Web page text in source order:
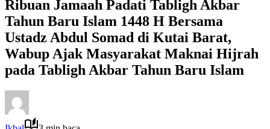
Ribuan Jamaah Padati Tabligh Akbar
Tahun Baru Islam 1448 H Bersama
Ustadz Abdul Somad di Kutai Barat,
Wabup Ajak Masyarakat Maknai Hijrah
pada Tabligh Akbar Tahun Baru Islam